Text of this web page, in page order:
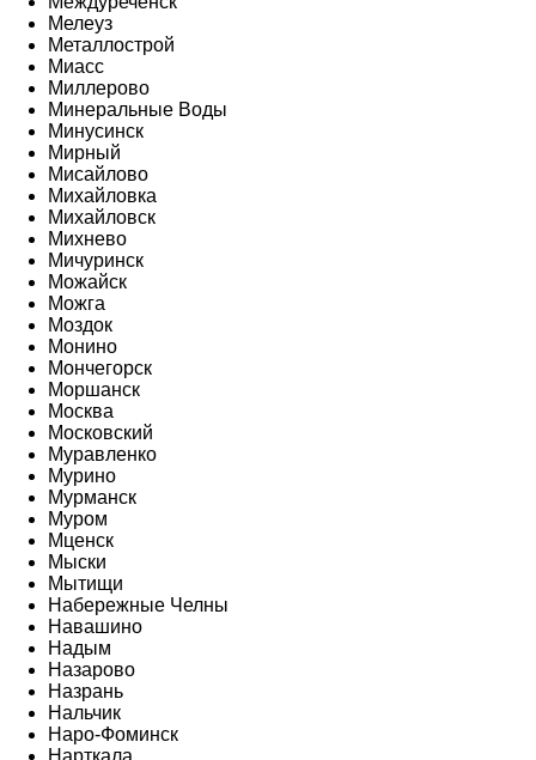
Мелеуз
Металлострой
Миасс
Миллерово
Минеральные Воды
Минусинск
Мирный
Мисайлово
Михайловка
Михайловск
Михнево
Мичуринск
Можайск
Можга
Моздок
Монино
Мончегорск
Моршанск
Москва
Московский
Муравленко
Мурино
Мурманск
Муром
Мценск
Мыски
Мытищи
Набережные Челны
Навашино
Надым
Назарово
Назрань
Нальчик
Наро-Фоминск
Нарткала